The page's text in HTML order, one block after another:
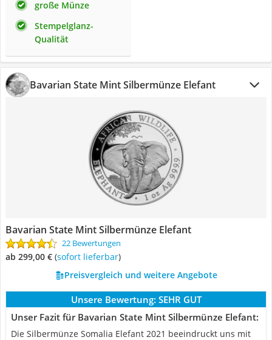
große Münze
Stempelglanz-
Qualität
‎Bavarian State Mint Silbermünze Elefant
‎Bavarian State Mint Silbermünze Elefant
22 Bewertungen
ab 299,00 € ( Sofort lieferbar)
Preisvergleich und weitere Angebote
Unsere Bewertung: SEHR GUT
Unser Fazit für ‎Bavarian State Mint Silbermünze Elefant:
Die Silbermünze Somalia Elefant 2021 beeindruckt uns mit